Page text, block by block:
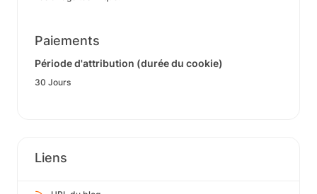
Paiements
Période d'attribution (durée du cookie)
30 Jours
Liens